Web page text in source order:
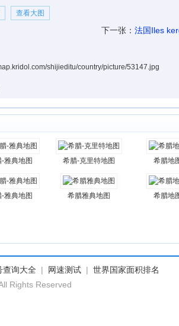
查看大图
下一张： 法国Iles
shijieditu/country/picture/53147.jpg
雅典地图 希腊-克里特地图 希腊地
雅典地图 希腊雅典地图 希腊地
查询大全 | 网速测试 | 世界国家面积排名
Rights Reserved